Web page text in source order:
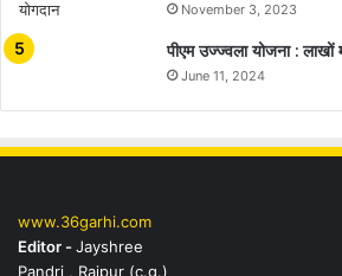
November 3, 2023
पीएम उज्ज्वला योजना :
June 11, 2024
www.36garhi.com
Editor -Jayshree
Pandri , Raipur (c.g.)